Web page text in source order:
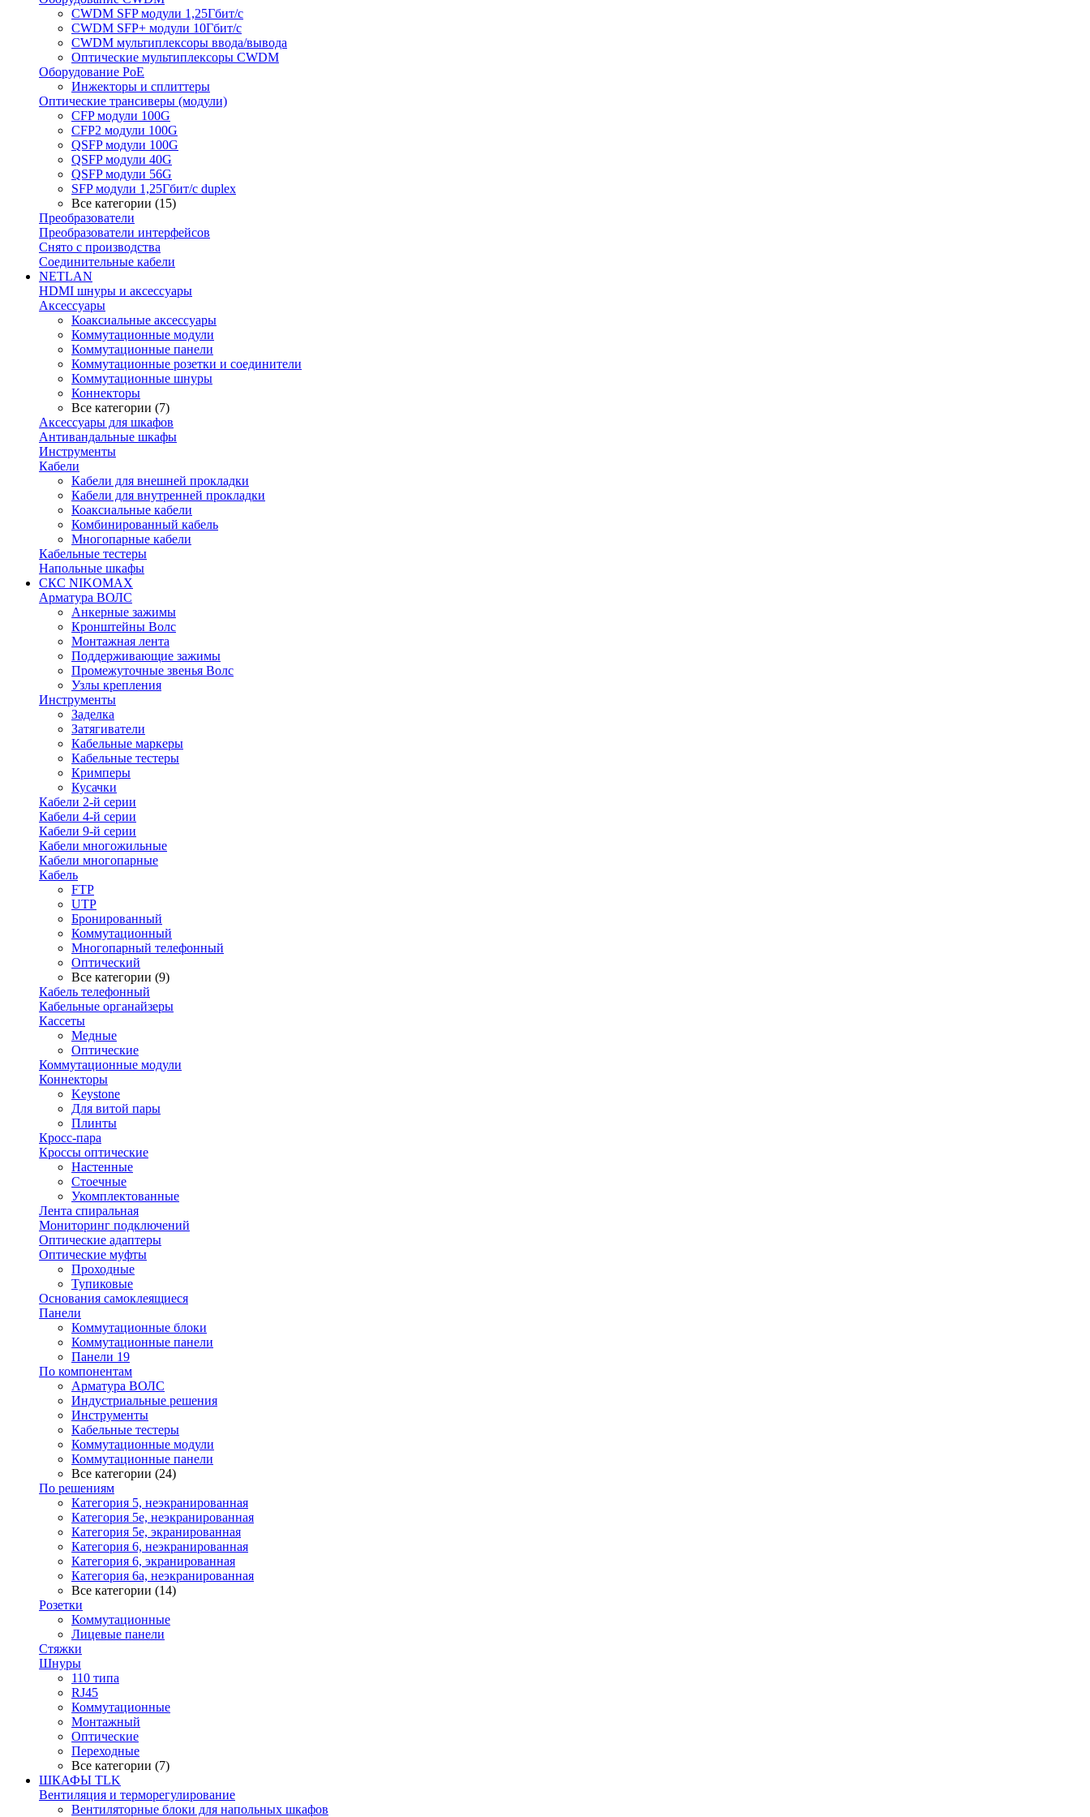
CWDM SFP модули 1,25Гбит/с
CWDM SFP+ модули 10Гбит/с
CWDM мультиплексоры ввода/вывода
Оптические мультиплексоры CWDM
Оборудование PoE
Инжекторы и сплиттеры
Оптические трансиверы (модули)
CFP модули 100G
CFP2 модули 100G
QSFP модули 100G
QSFP модули 40G
QSFP модули 56G
SFP модули 1,25Гбит/с duplex
Все категории (15)
Преобразователи
Преобразователи интерфейсов
Снято с производства
Соединительные кабели
NETLAN
HDMI шнуры и аксессуары
Аксессуары
Коаксиальные аксессуары
Коммутационные модули
Коммутационные панели
Коммутационные розетки и соединители
Коммутационные шнуры
Коннекторы
Все категории (7)
Аксессуары для шкафов
Антивандальные шкафы
Инструменты
Кабели
Кабели для внешней прокладки
Кабели для внутренней прокладки
Коаксиальные кабели
Комбинированный кабель
Многопарные кабели
Кабельные тестеры
Напольные шкафы
СКС NIKOMAX
Арматура ВОЛС
Анкерные зажимы
Кронштейны Волс
Монтажная лента
Поддерживающие зажимы
Промежуточные звенья Волс
Узлы крепления
Инструменты
Заделка
Затягиватели
Кабельные маркеры
Кабельные тестеры
Кримперы
Кусачки
Кабели 2-й серии
Кабели 4-й серии
Кабели 9-й серии
Кабели многожильные
Кабели многопарные
Кабель
FTP
UTP
Бронированный
Коммутационный
Многопарный телефонный
Оптический
Все категории (9)
Кабель телефонный
Кабельные органайзеры
Кассеты
Медные
Оптические
Коммутационные модули
Коннекторы
Keystone
Для витой пары
Плинты
Кросс-пара
Кроссы оптические
Настенные
Стоечные
Укомплектованные
Лента спиральная
Мониторинг подключений
Оптические адаптеры
Оптические муфты
Проходные
Тупиковые
Основания самоклеящиеся
Панели
Коммутационные блоки
Коммутационные панели
Панели 19
По компонентам
Арматура ВОЛС
Индустриальные решения
Инструменты
Кабельные тестеры
Коммутационные модули
Коммутационные панели
Все категории (24)
По решениям
Категория 5, неэкранированная
Категория 5е, неэкранированная
Категория 5е, экранированная
Категория 6, неэкранированная
Категория 6, экранированная
Категория 6а, неэкранированная
Все категории (14)
Розетки
Коммутационные
Лицевые панели
Стяжки
Шнуры
110 типа
RJ45
Коммутационные
Монтажный
Оптические
Переходные
Все категории (7)
ШКАФЫ TLK
Вентиляция и терморегулирование
Вентиляторные блоки для напольных шкафов